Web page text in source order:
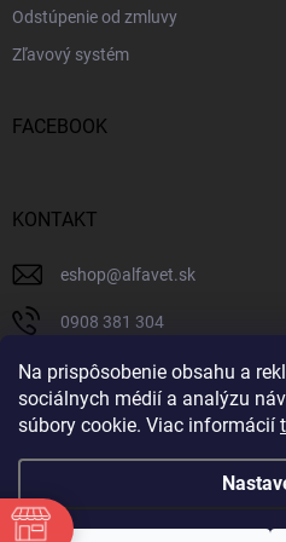
Na prispôsobenie obsahu a
sociálnych médií a analýzu
súbory cookie. Viac informácií
Odstúpenie od zmluvy
Zľavový systém
FACEBOOK
KONTAKT
eshop@alfavet.sk
0908 381 304
0908 381 304
Facebook
Copyright 2026AlfaVet veterinárna